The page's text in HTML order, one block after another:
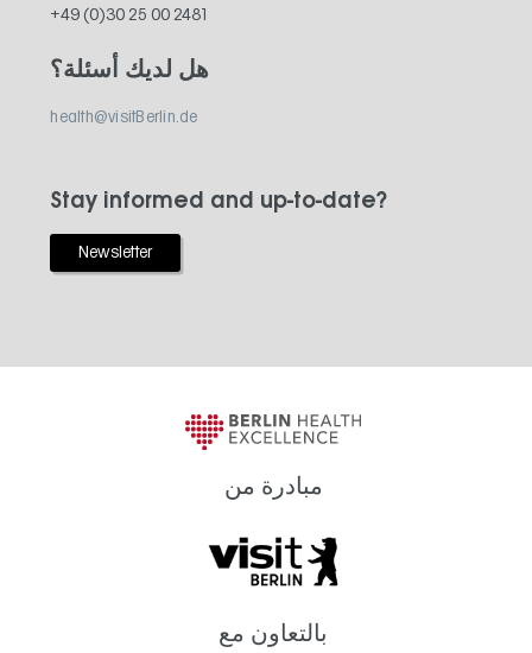
+49 (0)30 25 00 2481
هل لديك أسئلة؟
health@visitBerlin.de
Stay informed and up-to-date?
Newsletter
مبادرة من
بالتعاون مع